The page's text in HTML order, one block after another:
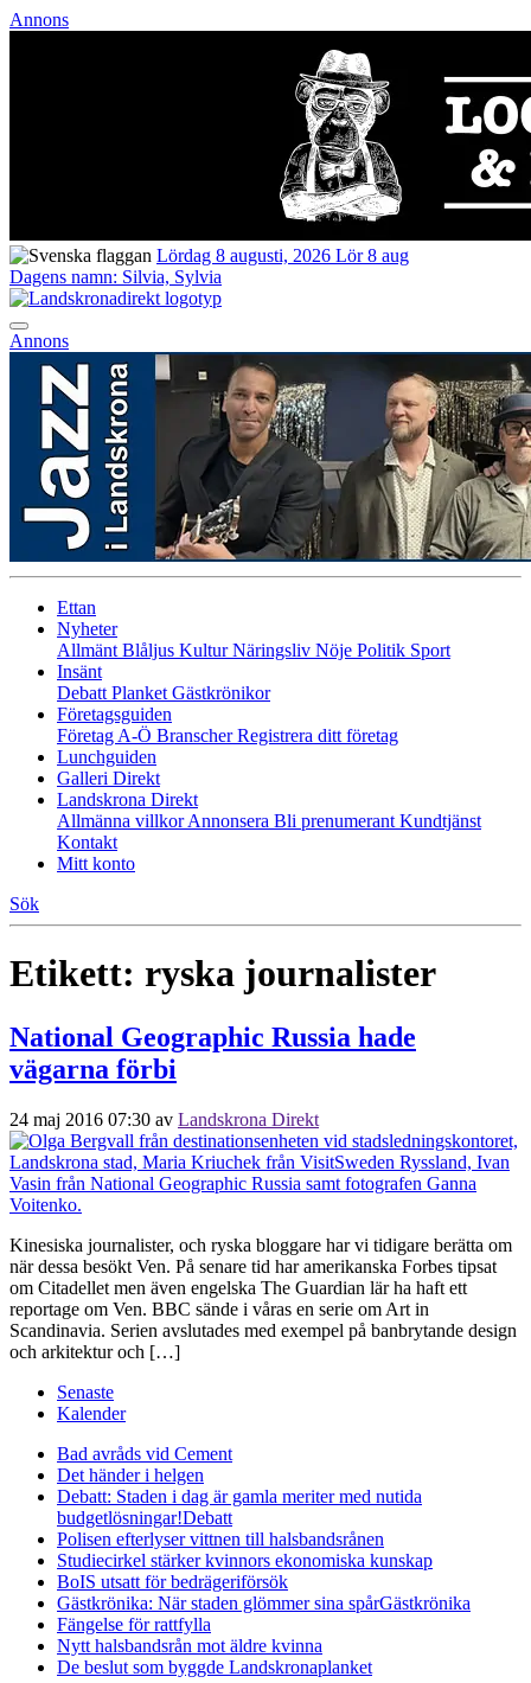
Annons
Lördag 8 augusti, 2026 Lör 8 aug
Dagens namn: Silvia, Sylvia
Annons
Ettan
Nyheter
Allmänt Blåljus KulturNäringsliv Nöje Politik Sport
Insänt
Debatt Planket Gästkrönikor
Företagsguiden
Företag A-Ö BranscherRegistrera ditt företag
Lunchguiden
Galleri Direkt
Landskrona Direkt
Allmänna villkorAnnonsera Bli prenumerant Kundtjänst
Kontakt
Mitt konto
Sök
Etikett: ryska journalister
National Geographic Russia hade
vägarna förbi
24 maj 2016 07:30 av Landskrona Direkt
Kinesiska journalister, och ryska bloggare har vi tidigare berätta om
när dessa besökt Ven. På senare tid har amerikanska Forbes tipsat
om Citadellet men även engelska The Guardian lär ha haft ett
reportage om Ven. BBC sände i våras en serie om Art in
Scandinavia. Serien avslutades med exempel på banbrytande design
och arkitektur och […]
Senaste
Kalender
Bad avråds vid Cement
Det händer i helgen
Debatt: Staden i dag är gamla meriter med nutida
budgetlösningar!Debatt
Polisen efterlyser vittnen till halsbandsrånen
Studiecirkel stärker kvinnors ekonomiska kunskap
BoIS utsatt för bedrägeriförsök
Gästkrönika: När staden glömmer sina spårGästkrönika
Fängelse för rattfylla
Nytt halsbandsrån mot äldre kvinna
De beslut som byggde Landskronaplanket